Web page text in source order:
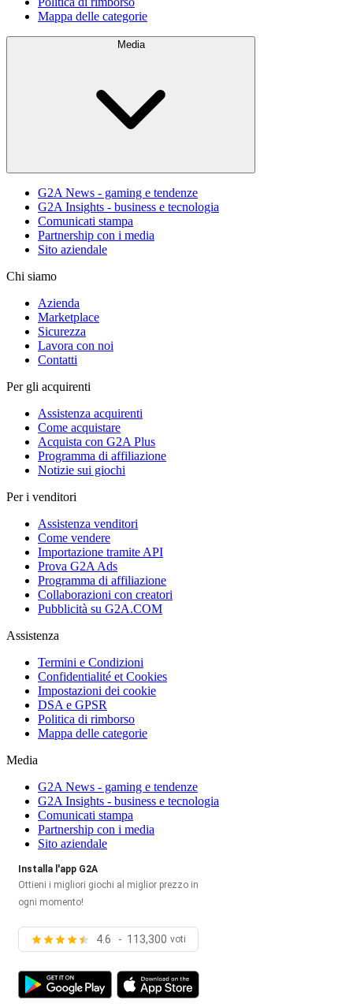
Mappa delle categorie
Media
G2A News - gaming e tendenze
G2A Insights - business e tecnologia
Comunicati stampa
Partnership con i media
Sito aziendale
Chi siamo
Azienda
Marketplace
Sicurezza
Lavora con noi
Contatti
Per gli acquirenti
Assistenza acquirenti
Come acquistare
Acquista con G2A Plus
Programma di affiliazione
Notizie sui giochi
Per i venditori
Assistenza venditori
Come vendere
Importazione tramite API
Prova G2A Ads
Programma di affiliazione
Collaborazioni con creatori
Pubblicità su G2A.COM
Assistenza
Termini e Condizioni
Confidentialité et Cookies
Impostazioni dei cookie
DSA e GPSR
Politica di rimborso
Mappa delle categorie
Media
G2A News - gaming e tendenze
G2A Insights - business e tecnologia
Comunicati stampa
Partnership con i media
Sito aziendale
Installa l'app G2A
Ottieni i migliori giochi al miglior prezzo in
ogni momento!
4.6 - 113,300 voti